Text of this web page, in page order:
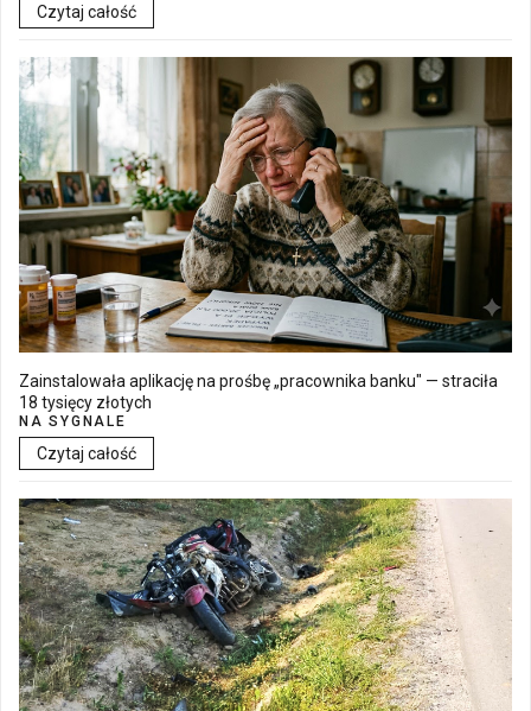
Czytaj całość
Zainstalowała aplikację na prośbę „pracownika banku" — straciła
18 tysięcy złotych
NA SYGNALE
Czytaj całość